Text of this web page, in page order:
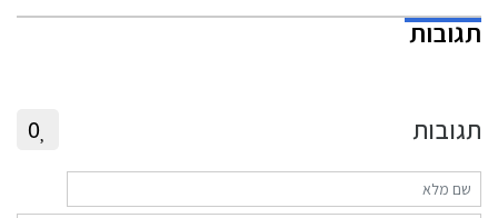
תגובות
תגובות 0